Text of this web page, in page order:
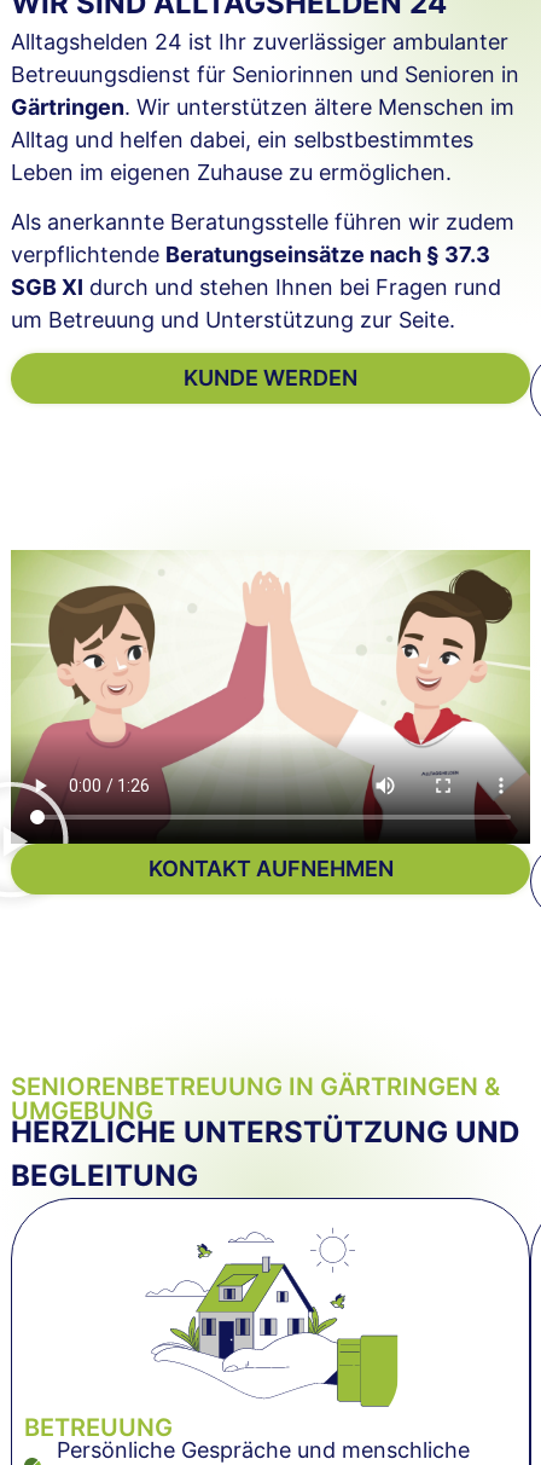
Alltagshelden 24 ist Ihr zuverlässiger ambulanter
Betreuungsdienst für Seniorinnen und Senioren in
Gärtringen. Wir unterstützen ältere Menschen im
Alltag und helfen dabei, ein selbstbestimmtes
Leben im eigenen Zuhause zu ermöglichen.
Als anerkannte Beratungsstelle führen wir zudem
verpflichtende Beratungseinsätze nach § 37.3
SGB XI durch und stehen Ihnen bei Fragen rund
um Betreuung und Unterstützung zur Seite.
KUNDE WERDEN
KONTAKT AUFNEHMEN
SENIORENBETREUUNG IN GÄRTRINGEN &
UMGEBUNG
HERZLICHE UNTERSTÜTZUNG UND
BEGLEITUNG
BETREUUNG
Persönliche Gespräche und menschliche